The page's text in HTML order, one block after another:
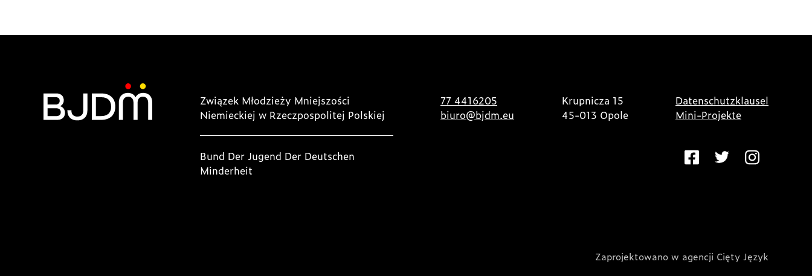
Związek Młodzieży Mniejszości
Niemieckiej w Rzeczpospolitej Polskiej
Bund Der Jugend Der Deutschen
Minderheit
77 4416205
biuro@bjdm.eu
Krupnicza 15
45-013 Opole
Datenschutzklausel
Mini-Projekte
Zaprojektowano w agencji Cięty Język